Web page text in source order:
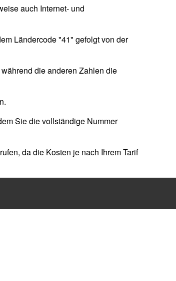
auch Internet- und
Ländercode "41" gefolgt von der
die anderen Zahlen die
Sie die vollständige Nummer
da die Kosten je nach Ihrem Tarif